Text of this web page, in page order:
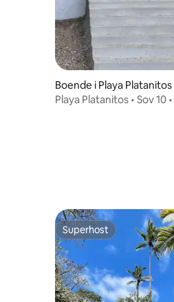
Boende i Playa Platanitos
Playa Platanitos • Sov 10
Superhost
Superhost